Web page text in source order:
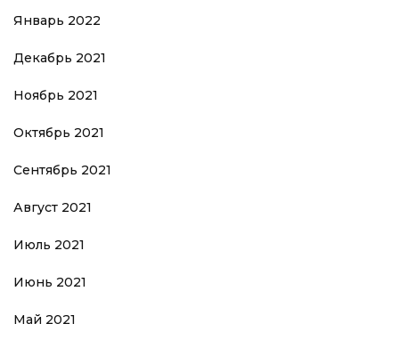
Январь 2022
Декабрь 2021
Ноябрь 2021
Октябрь 2021
Сентябрь 2021
Август 2021
Июль 2021
Июнь 2021
Май 2021